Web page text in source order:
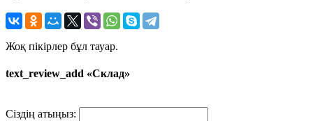
Жоқ пікірлер бұл тауар.
text_review_add «Склад»
Сіздің атыңыз: